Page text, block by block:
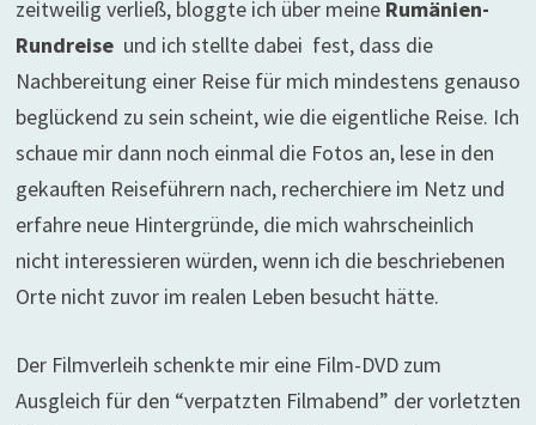
zeitweilig verließ, bloggte ich über meine Rumänien-
Rundreiseund ich stellte dabei fest, dass die
Nachbereitung einer Reise für mich mindestens genauso
beglückend zu sein scheint, wie die eigentliche Reise. Ich
schaue mir dann noch einmal die Fotos an, lese in den
gekauften Reiseführern nach, recherchiere im Netz und
erfahre neue Hintergründe, die mich wahrscheinlich
nicht interessieren würden, wenn ich die beschriebenen
Orte nicht zuvor im realen Leben besucht hätte.
Der Filmverleih schenkte mir eine Film-DVD zum
Ausgleich für den “verpatzten Filmabend” der vorletzten